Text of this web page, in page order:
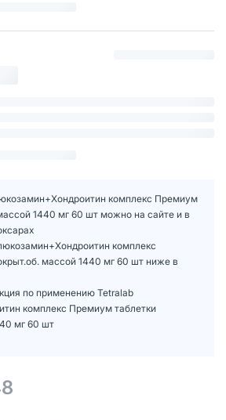
комплекс Премиум
1440 мг 60 шт можно на сайте и в
комплекс
массой 1440 мг 60 шт ниже в
по применению Tetralab
комплекс Премиум таблетки
мг 60 шт